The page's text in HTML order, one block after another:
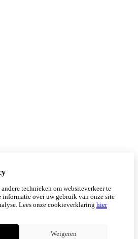
technieken om websiteverkeer te
informatie over uw gebruik van onze site
Lees onze cookieverklaring hier
Weigeren